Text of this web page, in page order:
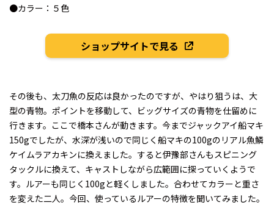
●カラー：５色
ショップサイトで見る
その後も、太刀魚の反応は良かったのですが、やはり狙うは、大
型の青物。ポイントを移動して、ビッグサイズの青物を仕留めに
行きます。ここで橋本さんが動きます。今までジャックアイ船マキ
150gでしたが、水深が浅いので同じく船マキの100gのリアル魚鱗
ケイムラアカキンに換えました。すると伊豫部さんもスピニング
タックルに換えて、キャストしながら広範囲に探っていくようで
す。ルアーも同じく100gと軽くしました。合わせてカラーと重さ
を変えた二人。今回、使っているルアーの特徴を聞いてみました。